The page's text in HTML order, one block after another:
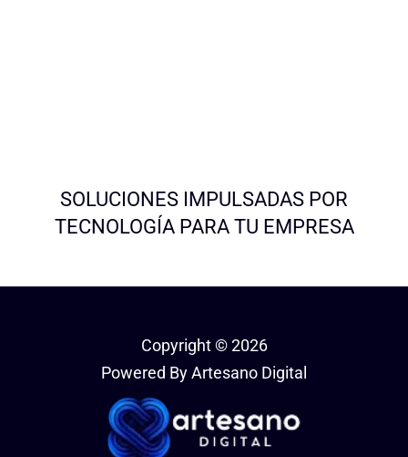
SOLUCIONES IMPULSADAS POR
TECNOLOGÍA PARA TU EMPRESA
Copyright © 2026
Powered By Artesano Digital